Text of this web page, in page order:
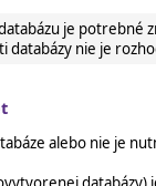
je potrebné
databázy nie je
alebo nie je